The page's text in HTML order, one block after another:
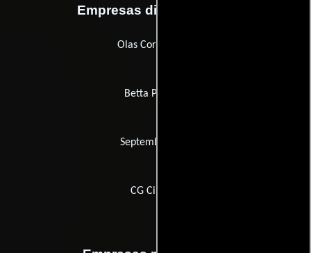
Empresas distribuidoras
Olas Corporation
Betta Pictures
September Film
CG Cinéma